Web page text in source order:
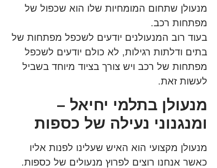
מנעולן שתחום המומחיות שלו הוא שכפול של
מפתחות רכב.
בעוד רוב המנעולנים יודעים לשכפל מפתחות של
בתים ודלתות רגילות, לא כולם יודעים לשכפל
מפתחות של רכב ויש צורך בציוד מיוחד בשביל
לעשות זאת.
מנעולן בתלמי יחיאל –
ומנגנוני נעילה של כספות
מנעולן מקצועי הוא האיש שעלינו לפנות אליו
כאשר אנחנו רוצים לפרוץ מנעולים של כספות.